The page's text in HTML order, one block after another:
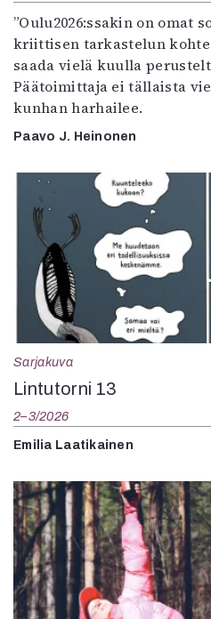
”Oulu2026:ssakin on omat
kriittisen tarkastelun
saada vielä kuulla
Päätoimittaja ei tällaista
kunhan harhailee.
Paavo J. Heinonen
Sarjakuva
Lintutorni 13
2–3/2026
Emilia Laatikainen